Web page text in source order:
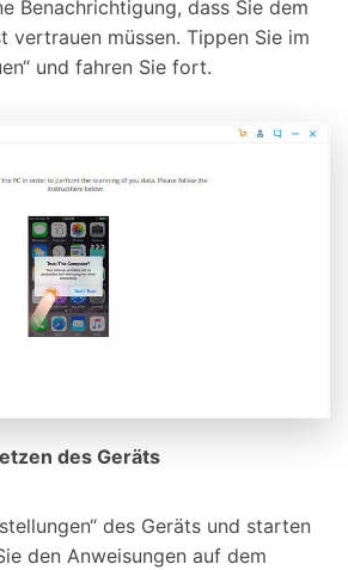
Benachrichtigung, dass Sie dem
vertrauen müssen. Tippen Sie im
und fahren Sie fort.
des Geräts
des Geräts und starten
den Anweisungen auf dem